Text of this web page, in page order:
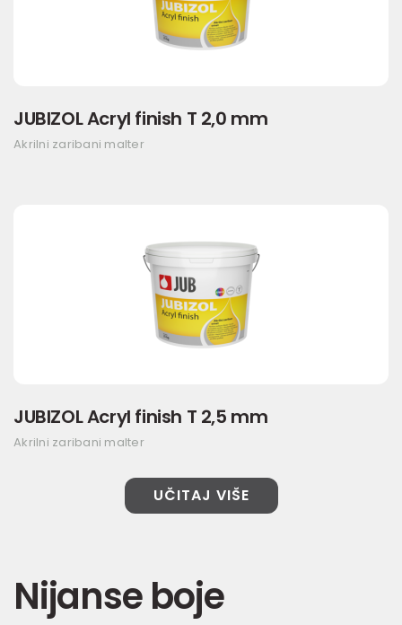
JUBIZOL Acryl finish T 2,0 mm
Akrilni zaribani malter
JUBIZOL Acryl finish T 2,5 mm
Akrilni zaribani malter
UČITAJ VIŠE
Nijanse boje